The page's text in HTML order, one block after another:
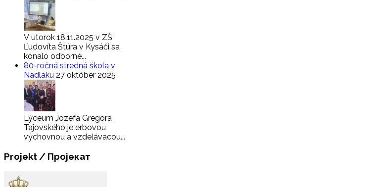
V utorok 18.11.2025 v ZŠ
Ľudovíta Štúra v Kysáči sa
konalo odborné...
80-ročná stredná škola v
Nadlaku 27 október 2025
Lýceum Jozefa Gregora
Tajovského je erbovou
výchovnou a vzdelávacou...
Projekt / Пројекат